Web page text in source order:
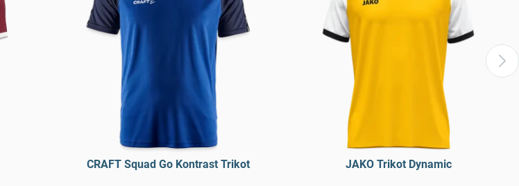
CRAFT Squad Go Kontrast Trikot JAKO Trikot Dynamic